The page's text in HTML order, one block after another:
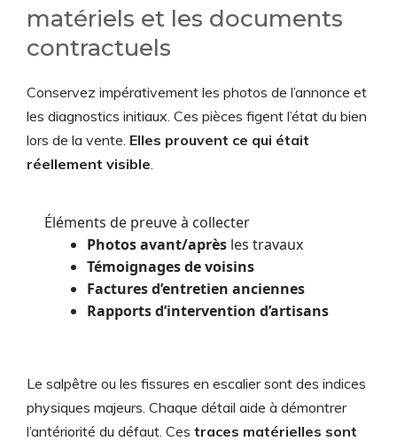
matériels et les documents
contractuels
Conservez impérativement les photos de l’annonce et
les diagnostics initiaux. Ces pièces figent l’état du bien
lors de la vente. Elles prouvent ce qui était
réellement visible
Éléments de preuve à collecter
Photos avant/après les travaux
Témoignages de voisins
Factures d’entretien anciennes
Rapports d’intervention d’artisans
Le salpêtre ou les fissures en escalier sont des indices
physiques majeurs. Chaque détail aide à démontrer
l’antériorité du défaut. Ces traces matérielles sont